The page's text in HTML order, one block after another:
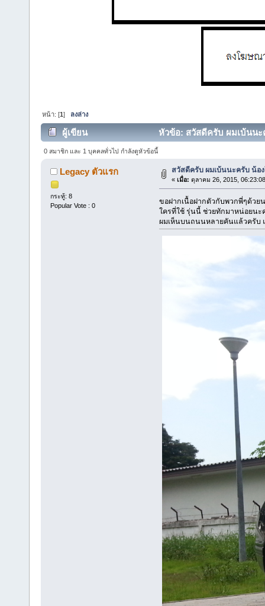
หน้า: [1] ลงล่าง
ผู้เขียน หัวข้อ: สวัสดีครับ ผมเบ้นนะ
0 สมาชิก และ 1 บุคคลทั่วไป กำลังดูหัวข้อนี้
Legacy ตัวแรก
กระทู้: 8
Popular Vote : 0
สวัสดีครับ ผมเบ้นนะครับ น้อ
« เมื่อ: ตุลาคม 26, 2015,
ขอฝากเนื้อฝากตัวกับพวกพี่ๆด้วย
ใครที่ใช้ รุ่นนี้ ช่วยทักมาหน่อยนะ
ผมเห็นบนถนนหลายคันแล้วครับ